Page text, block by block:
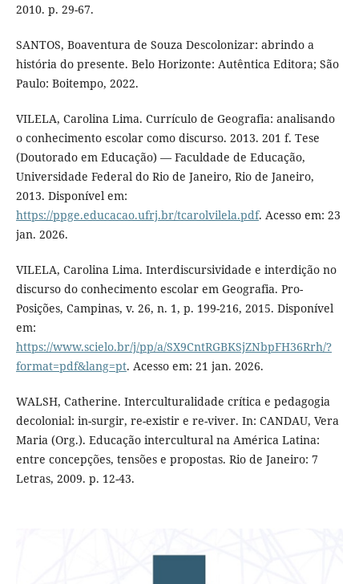
2010. p. 29-67.
SANTOS, Boaventura de Souza Descolonizar: abrindo a
história do presente. Belo Horizonte: Autêntica Editora; São
Paulo: Boitempo, 2022.
VILELA, Carolina Lima. Currículo de Geografia: analisando
o conhecimento escolar como discurso. 2013. 201 f. Tese
(Doutorado em Educação) — Faculdade de Educação,
Universidade Federal do Rio de Janeiro, Rio de Janeiro,
2013. Disponível em:
https://ppge.educacao.ufrj.br/tcarolvilela.pdf. Acesso em: 23
jan. 2026.
VILELA, Carolina Lima. Interdiscursividade e interdição no
discurso do conhecimento escolar em Geografia. Pro-
Posições, Campinas, v. 26, n. 1, p. 199-216, 2015. Disponível
em:
https://www.scielo.br/j/pp/a/SX9CntRGBKSjZNbpFH36Rrh/?
format=pdf&lang=pt. Acesso em: 21 jan. 2026.
WALSH, Catherine. Interculturalidade crítica e pedagogia
decolonial: in-surgir, re-existir e re-viver. In: CANDAU, Vera
Maria (Org.). Educação intercultural na América Latina:
entre concepções, tensões e propostas. Rio de Janeiro: 7
Letras, 2009. p. 12-43.